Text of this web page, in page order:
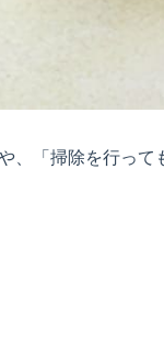
、「掃除を行っ